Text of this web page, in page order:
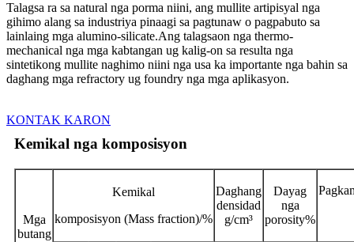
Talagsa ra sa natural nga porma niini, ang mullite artipisyal nga
gihimo alang sa industriya pinaagi sa pagtunaw o pagpabuto sa
lainlaing mga alumino-silicate.Ang talagsaon nga thermo-
mechanical nga mga kabtangan ug kalig-on sa resulta nga
sintetikong mullite naghimo niini nga usa ka importante nga bahin sa
daghang mga refractory ug foundry nga mga aplikasyon.
KONTAK KARON
Kemikal nga komposisyon
Mga
butang
Kemikal
komposisyon (Mass fraction)/%
Daghang
densidad
g/cm³
Dayag
nga
porosity%